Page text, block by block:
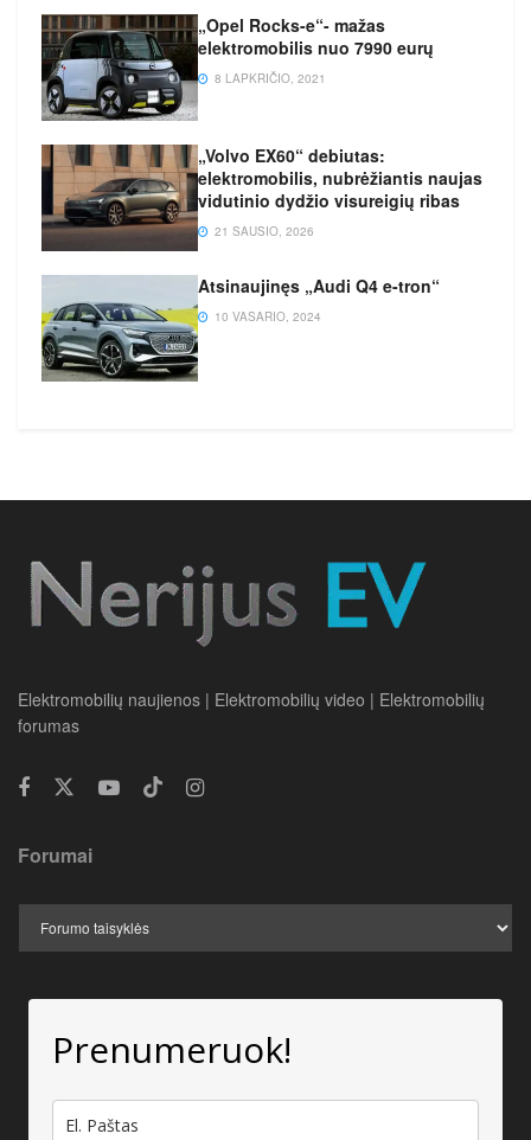
„Opel Rocks-e“- mažas
elektromobilis nuo 7990 eurų
8 LAPKRIČIO, 2021
„Volvo EX60“ debiutas:
elektromobilis, nubrėžiantis naujas
vidutinio dydžio visureigių ribas
21 SAUSIO, 2026
Atsinaujinęs „Audi Q4 e-tron“
10 VASARIO, 2024
Elektromobilių naujienos | Elektromobilių video | Elektromobilių
forumas
Forumai
Prenumeruok!